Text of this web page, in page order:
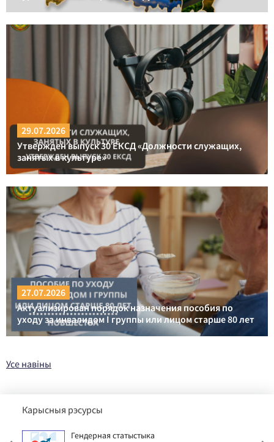
29.07.2026
Утвержден выпуск 30 ЕКСД «Должности служащих,
занятых в культуре»
27.07.2026
Актуализирован порядок назначения пособия по
уходу за инвалидом I группы или лицом старше 80 лет
Усе навіны
Карысныя рэсурсы
Гендерная статыстыка